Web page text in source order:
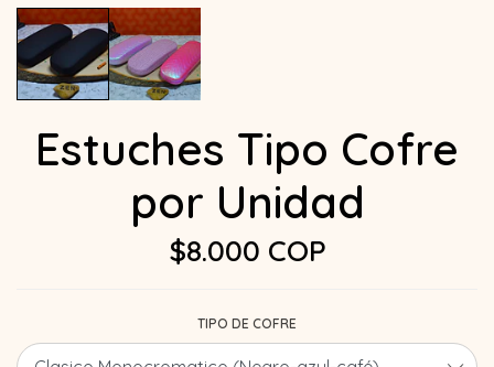
Estuches Tipo Cofre
por Unidad
$8.000 COP
TIPO DE COFRE